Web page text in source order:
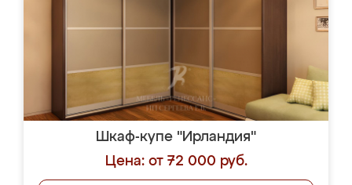
Шкаф-купе "Ирландия"
Цена: от 72 000 руб.